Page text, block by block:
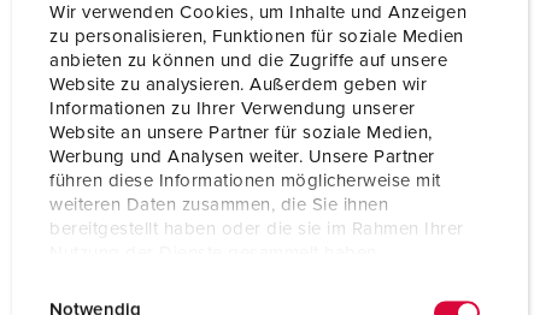
Wir verwenden Cookies, um Inhalte und Anzeigen
zu personalisieren, Funktionen für soziale Medien
anbieten zu können und die Zugriffe auf unsere
Website zu analysieren. Außerdem geben wir
Informationen zu Ihrer Verwendung unserer
Website an unsere Partner für soziale Medien,
Werbung und Analysen weiter. Unsere Partner
führen diese Informationen möglicherweise mit
weiteren Daten zusammen, die Sie ihnen
bereitgestellt haben oder die sie im Rahmen Ihrer
Notwendig
Ampère 32 A
Polen 4 p
Voltage 400 V
Uurstand 6 h
Hertz 50-60 Hz
Contacten